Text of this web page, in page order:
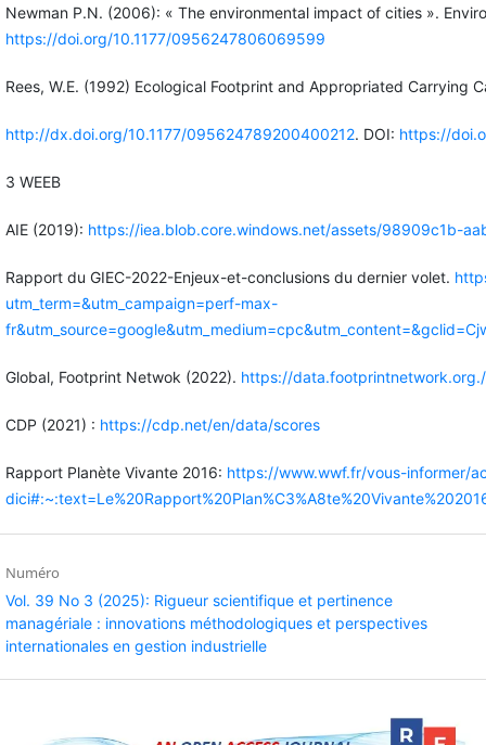
Newman P.N. (2006): « The environmental impact of cities ».
https://doi.org/10.1177/0956247806069599
Rees, W.E. (1992) Ecological Footprint and Appropriated Carrying
http://dx.doi.org/10.1177/095624789200400212. DOI: https://
3 WEEB
AIE (2019): https://iea.blob.core.windows.net/assets/98909c1b-
Rapport du GIEC-2022-Enjeux-et-conclusions du dernier volet.
utm_term=&utm_campaign=perf-max-
Global, Footprint Netwok (2022). https://
CDP (2021) : https://cdp.net/en/data/scores
Rapport Planète Vivante 2016: https://www.wwf.fr/vous-informer/
Numéro
Vol. 39 No 3 (2025): Rigueur scientifique et pertinence
managériale : innovations méthodologiques et perspectives
internationales en gestion industrielle